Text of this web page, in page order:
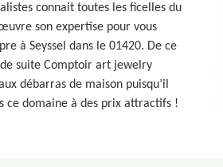
connait toutes les ficelles du
son expertise pour vous
à Seyssel dans le 01420. De ce
suite Comptoir art jewelry
débarras de maison puisqu’il
ce domaine à des prix attractifs !